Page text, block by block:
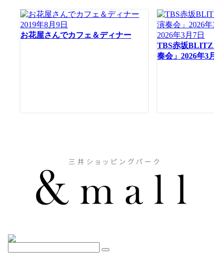
2019年8月9日
お花屋さんでカフェ＆ディナー
2026年3月7日
TBS赤坂BLITZ
奏会」2026年3月